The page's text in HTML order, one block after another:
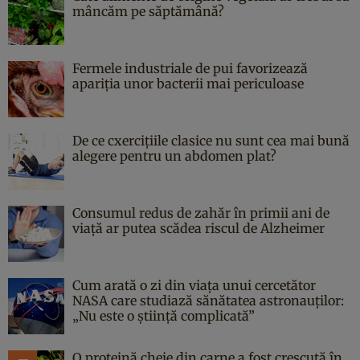
mâncăm pe săptămână?
Fermele industriale de pui favorizează
apariția unor bacterii mai periculoase
De ce cxercițiile clasice nu sunt cea mai bună
alegere pentru un abdomen plat?
Consumul redus de zahăr în primii ani de
viață ar putea scădea riscul de Alzheimer
Cum arată o zi din viața unui cercetător
NASA care studiază sănătatea astronauților:
„Nu este o știință complicată”